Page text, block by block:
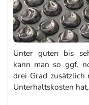
Unter guten bis
kann man so ggf.
drei Grad
Unterhaltskosten